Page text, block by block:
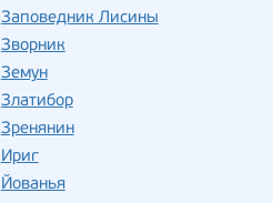
Заповедник Лисины
Зворник
Земун
Златибор
Зренянин
Ириг
Йованья